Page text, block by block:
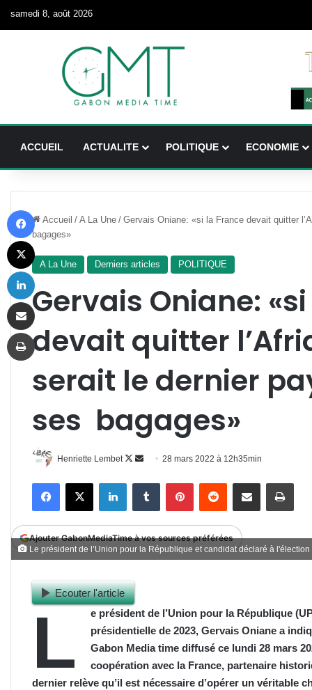
samedi 8, août 2026
ACCUEIL ACTUALITE POLITIQUE ECONOMIE
Accueil / A La Une / Gervais Oniane: «si la France devait quitter
bagages»
A La Une Derniers articles POLITIQUE
Gervais Oniane:
devait quitter
serait le dernier
ses bagages»
Henriette Lembet
Follow
Envoyer
courriel
28 mars 2022 à 12h35min
FacebookX LinkedinTumblr PinterestReddit Partager par email
Ajouter GabonMediaTime à vos sources préférées
Le président de l’Union pour la République et candidat déclaré à
Ecouter l'article
L
e président de l’Union pour la République
présidentielle de 2023, Gervais Oniane a
Gabon Media time diffusé ce lundi 28 mars
coopération avec la France, partenaire
dernier relève qu’il est nécessaire d’opérer un véritable
X
Linkedin
Partager par email
Imprimer